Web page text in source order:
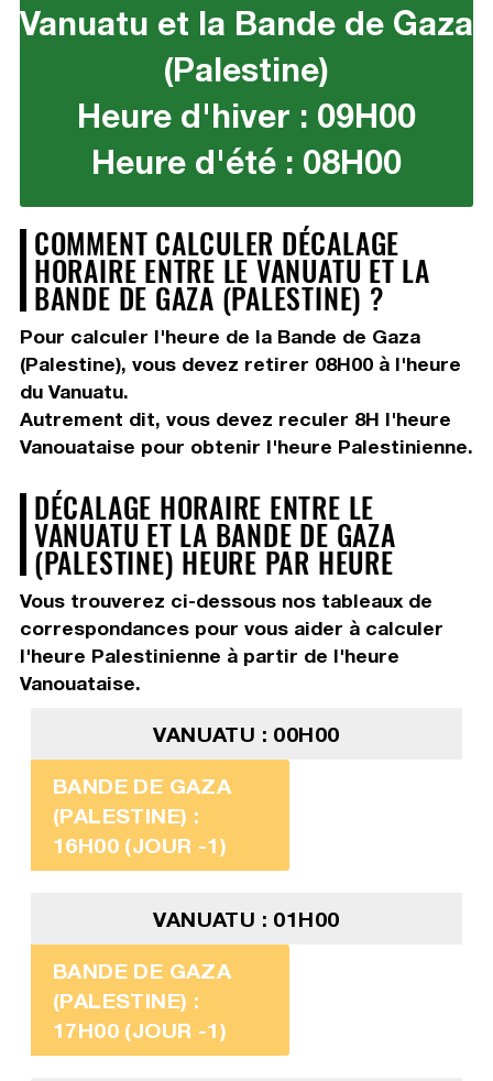
Vanuatu et la Bande de Gaza
(Palestine)
Heure d'hiver : 09H00
Heure d'été : 08H00
COMMENT CALCULER DÉCALAGE
HORAIRE ENTRE LE VANUATU ET LA
BANDE DE GAZA (PALESTINE) ?
Pour calculer l'heure de la Bande de Gaza
(Palestine), vous devez retirer 08H00à l'heure
du Vanuatu.
Autrement dit, vous devez reculer 8H l'heure
Vanouataise pour obtenir l'heure Palestinienne.
DÉCALAGE HORAIRE ENTRE LE
VANUATU ET LA BANDE DE GAZA
(PALESTINE) HEURE PAR HEURE
Vous trouverez ci-dessous nos tableaux de
correspondances pour vous aider à calculer
l'heure Palestinienne à partir de l'heure
Vanouataise.
VANUATU : 00H00
BANDE DE GAZA
(PALESTINE) :
16H00 (JOUR -1)
VANUATU : 01H00
BANDE DE GAZA
(PALESTINE) :
17H00 (JOUR -1)